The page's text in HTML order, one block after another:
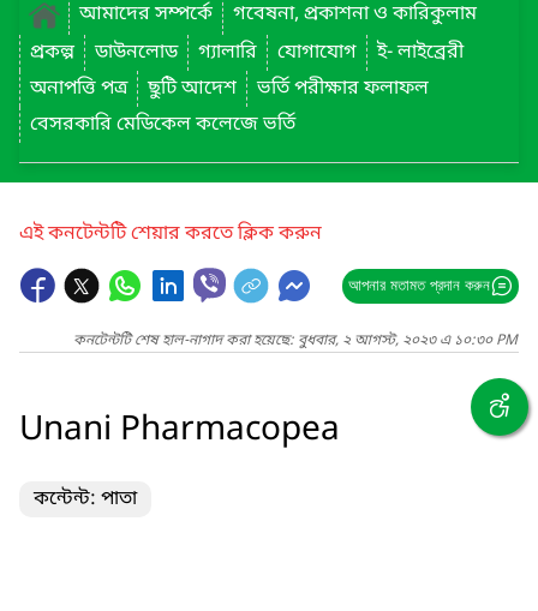
আমাদের সম্পর্কে
গবেষনা, প্রকাশনা ও কারিকুলাম
প্রকল্প
ডাউনলোড গ্যালারি যোগাযোগ
ই- লাইব্রেরী
অনাপত্তি পত্র
ছুটি আদেশ
ভর্তি পরীক্ষার ফলাফল
বেসরকারি মেডিকেল কলেজে ভর্তি
এই কনটেন্টটি শেয়ার করতে ক্লিক করুন
আপনার মতামত প্রদান করুন
কনটেন্টটি শেষ হাল-নাগাদ করা হয়েছে: বুধবার, ২ আগস্ট, ২০২৩ এ ১০:৩০ PM
Unani Pharmacopea
কন্টেন্ট: পাতা